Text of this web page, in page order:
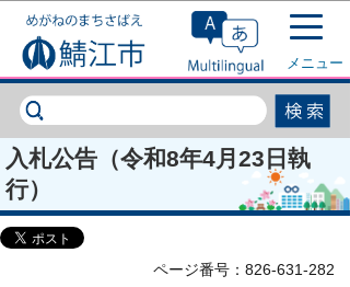
このページの本文へ移動
メニュー
入札公告（令和8年4月23日執
行）
ページ番号：826-631-282